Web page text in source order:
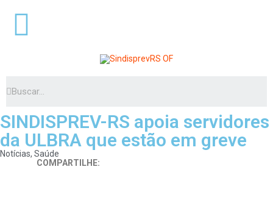
SINDISPREV-RS apoia servidores
da ULBRA que estão em greve
Notícias, Saúde
COMPARTILHE: